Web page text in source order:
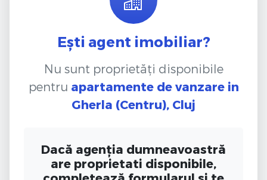
Ești agent imobiliar?
Nu sunt proprietăți disponibile
pentru apartamente de vanzare in
Gherla (Centru), Cluj
Dacă agenția dumneavoastră
are proprietati disponibile,